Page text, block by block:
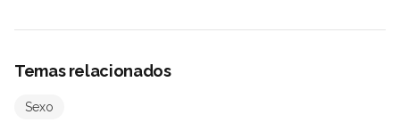
Temas relacionados
Sexo